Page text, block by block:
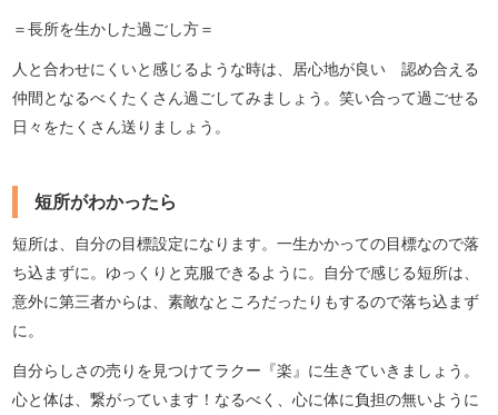
＝長所を生かした過ごし方＝
人と合わせにくいと感じるような時は、居心地が良い 認め合える
仲間となるべくたくさん過ごしてみましょう。笑い合って過ごせる
日々をたくさん送りましょう。
短所がわかったら
短所は、自分の目標設定になります。一生かかっての目標なので落
ち込まずに。ゆっくりと克服できるように。自分で感じる短所は、
意外に第三者からは、素敵なところだったりもするので落ち込まず
に。
自分らしさの売りを見つけてラクー『楽』に生きていきましょう。
心と体は、繋がっています！なるべく、心に体に負担の無いように